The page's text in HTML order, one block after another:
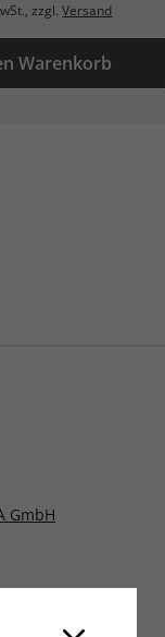
zzgl.Versand
Warenkorb
GmbH